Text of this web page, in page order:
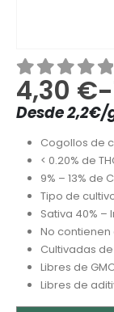
0 out of 5
4,30 €-
Desde 2,2€/
Cogollos de
< 0.20% de
9% – 13% de
Tipo de
Sativa 40% –
No
Cultivadas
Libres de
Libres de